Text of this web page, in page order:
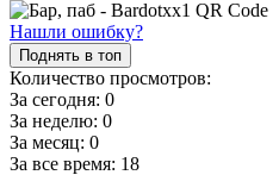
Нашли ошибку?
Поднять в топ
Количество просмотров:
За сегодня: 0
За неделю: 0
За месяц: 0
За все время: 18